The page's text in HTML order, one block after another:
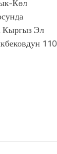
Көл
Кыргыз Эл
110